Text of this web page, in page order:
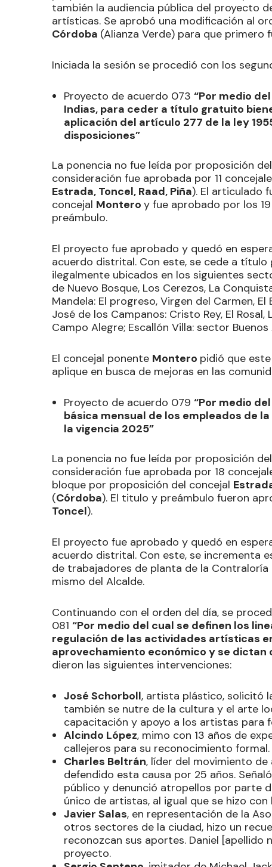
también la audiencia pública del proyecto
artísticas. Se aprobó una modificación al
Córdoba (Alianza Verde) para que primero
Iniciada la sesión se procedió con los
Proyecto de acuerdo 073 “Por medio
Indias, para ceder a título gratuito
aplicación del artículo 277 de la ley
disposiciones”
La ponencia no fue leída por proposición
consideración fue aprobada por 11
Estrada, Toncel, Raad, Piña). El articulado
concejal Montero y fue aprobado por los
preámbulo.
El proyecto fue aprobado y quedó en
acuerdo distrital. Con este, se cede a título
ilegalmente ubicados en los siguientes
de Nuevo Bosque, Los Cerezos, La
Mandela: El progreso, Virgen del Carmen, El
José de los Campanos: Cristo Rey, El
Campo Alegre; Escallón Villa: sector Buenos
El concejal ponente Montero pidió que
aplique en busca de mejoras en las
Proyecto de acuerdo 079 “Por medio
básica mensual de los empleados de
la vigencia 2025”
La ponencia no fue leída por proposición
consideración fue aprobada por 18
bloque por proposición del concejal
(Córdoba). El titulo y preámbulo fueron
Toncel).
El proyecto fue aprobado y quedó en
acuerdo distrital. Con este, se incrementa
de trabajadores de planta de la
mismo del Alcalde.
Continuando con el orden del día, se
081 “Por medio del cual se definen los
regulación de las actividades artísticas
aprovechamiento económico y se dictan
dieron las siguientes intervenciones:
José Schorboll, artista plástico, solicitó
también se nutre de la cultura y el arte
capacitación y apoyo a los artistas para
Alcindo López, mimo con 13 años de
callejeros para su reconocimiento formal.
Charles Beltrán, líder del movimiento
defendido esta causa por 25 años.
público y denunció atropellos por parte
único de artistas, al igual que se hizo
Javier Salas, en representación de la
otros sectores de la ciudad, hizo un
reconozcan sus aportes. Daniel
proyecto.